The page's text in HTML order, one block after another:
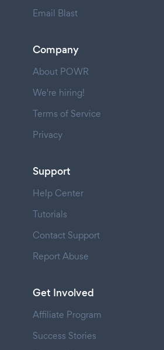
Email Blast
Company
About POWR
We're hiring!
Terms of Service
Privacy
Support
Help Center
Tutorials
Contact Support
Report Abuse
Get Involved
Affiliate Program
Success Stories